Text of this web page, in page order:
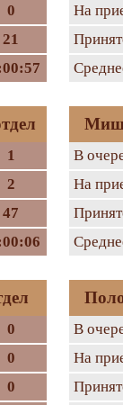
0
21
На
1
2
47
В
На
0
0
0
В
На